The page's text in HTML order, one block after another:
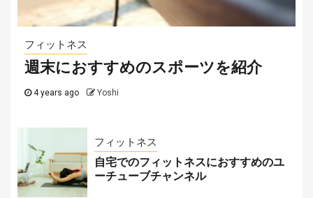
2025-07-29
フィットネス
週末におすすめのスポーツを紹介
4 years ago Yoshi
フィットネス
自宅でのフィットネスにおすすめのユ
ーチューブチャンネル